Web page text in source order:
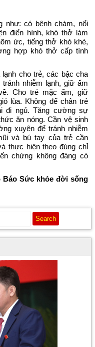
có bệnh chàm, nổi
điển hình, khó thở làm
ức, tiếng thở khò khè,
hợp khó thở cấp tính
cho trẻ, các bậc cha
nhiễm lạnh, giữ ấm
Cho trẻ mặc ấm, giữ
lùa. Không để chân trẻ
đi ngủ. Tăng cường sự
ăn nóng. Cần vệ sinh
xuyên để tránh nhiễm
và bú tay của trẻ cần
thực hiện theo đúng chỉ
chứng không đáng có
Báo Sức khỏe đời sống